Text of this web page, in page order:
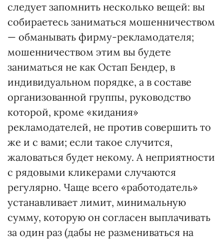
следует запомнить несколько вещей: вы
собираетесь заниматься мошенничеством
— обманывать фирму-рекламодателя;
мошенничеством этим вы будете
заниматься не как Остап Бендер, в
индивидуальном порядке, а в составе
организованной группы, руководство
которой, кроме «кидания»
рекламодателей, не против совершить то
же и с вами; если такое случится,
жаловаться будет некому. А неприятности
с рядовыми кликерами случаются
регулярно. Чаще всего «работодатель»
устанавливает лимит, минимальную
сумму, которую он согласен выплачивать
за один раз (дабы не размениваться на